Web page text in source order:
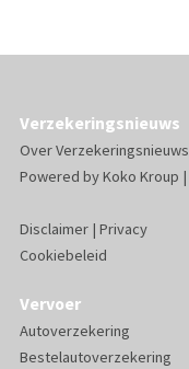
Verzekeringsnieuws
Over Verzekeringsnieuws
Powered byKoko Kroup |
Disclaimer| Privacy
Cookiebeleid
Vervoer
Autoverzekering
Bestelautoverzekering